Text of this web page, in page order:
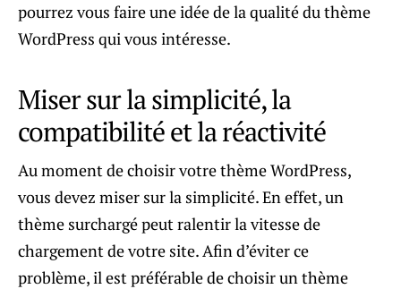
pourrez vous faire une idée de la qualité du thème
WordPress qui vous intéresse.
Miser sur la simplicité, la
compatibilité et la réactivité
Au moment de choisir votre thème WordPress,
vous devez miser sur la simplicité. En effet, un
thème surchargé peut ralentir la vitesse de
chargement de votre site. Afin d’éviter ce
problème, il est préférable de choisir un thème